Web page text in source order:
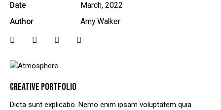
Date
March, 2022
Author
Amy Walker
CREATIVE PORTFOLIO
Dicta sunt explicabo. Nemo enim ipsam voluptatem quia